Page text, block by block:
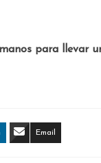
para llevar
Email